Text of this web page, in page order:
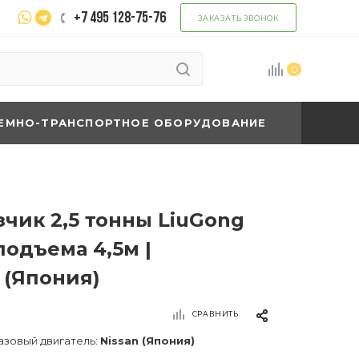
+7 495 128-75-76 ЗАКАЗАТЬ ЗВОНОК
0
ТРАНСПОРТНОЕ ОБОРУДОВАНИЕ
2,5 тонны LiuGong
4,5м |
(Япония)
СРАВНИТЬ
двигатель: Nissan (Япония)